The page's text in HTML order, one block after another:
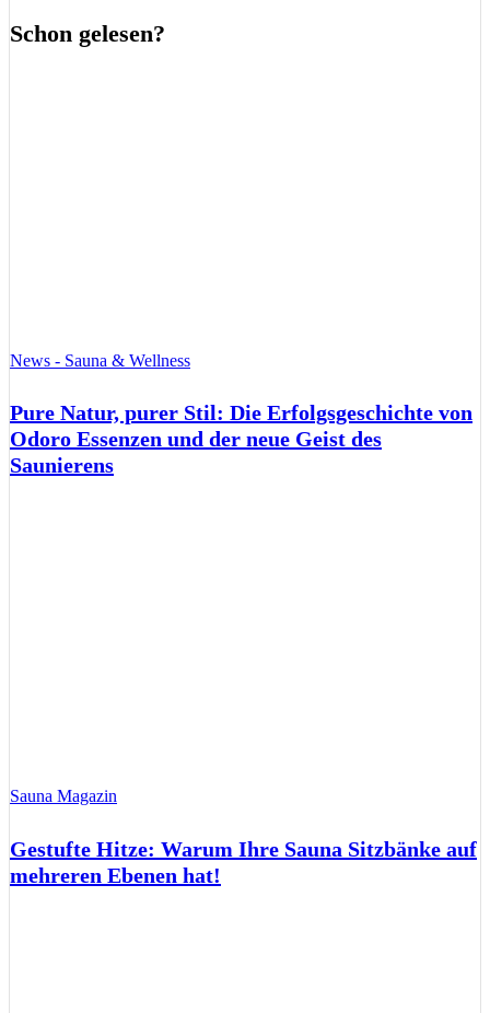
Schon gelesen?
News - Sauna & Wellness
Pure Natur, purer Stil: Die Erfolgsgeschichte von
Odoro Essenzen und der neue Geist des
Saunierens
Sauna Magazin
Gestufte Hitze: Warum Ihre Sauna Sitzbänke auf
mehreren Ebenen hat!